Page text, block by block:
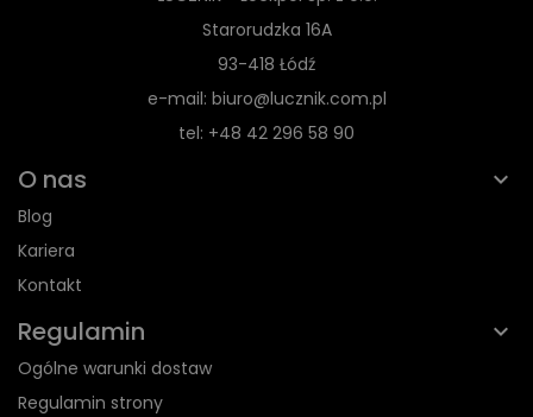
Starorudzka 16A
93-418 Łódź
e-mail: biuro@lucznik.com.pl
tel: +48 42 296 58 90
O nas
Blog
Kariera
Kontakt
Regulamin
Ogólne warunki dostaw
Regulamin strony